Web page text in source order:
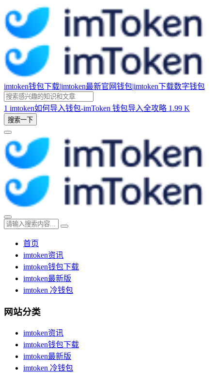
imtoken钱包下载|imtoken最新官网钱包|imtoken下载数字钱包
1 imtoken如何导入钱包-imToken 钱包导入全攻略 1.99 K
搜索一下
首页
imtoken资讯
imtoken钱包下载
imtoken最新版
imtoken 冷钱包
网站分类
imtoken资讯
imtoken钱包下载
imtoken最新版
imtoken 冷钱包